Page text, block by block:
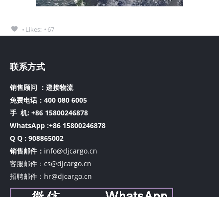
Likes: 67
联系方式
销售顾问 ：递接物流
免费电话：400 080 6005
手 机: +86 15800246878
WhatsApp :+86 15800246878
Q Q : 908865002
销售邮件： info@djcargo.cn
客服邮件：cs@djcargo.cn
招聘邮件：hr@djcargo.cn